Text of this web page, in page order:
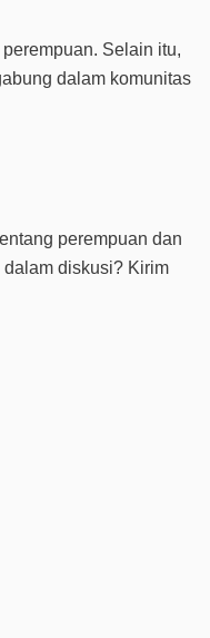
Selain itu,
dalam komunitas
perempuan dan
diskusi? Kirim